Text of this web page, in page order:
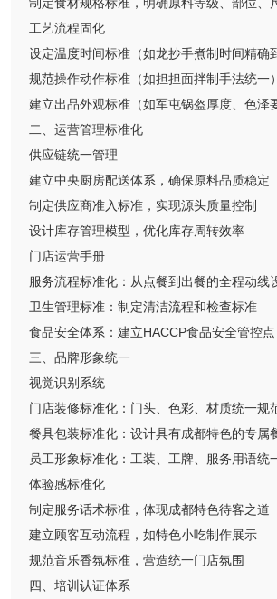
工艺流程固化
设定温度时间标准（如龙抄手煮制时间精确
规范操作动作标准（如担担面拌制手法统一）
建立出品外观标准（如军屯锅盔厚度、色泽
二、运营管理标准化
供应链统一管理
建立中央厨房配送体系，确保原料品质稳定
制定供应商准入标准，实现源头质量控制
设计库存管理模型，优化库存周转效率
门店运营手册
服务流程标准化：从点餐到出餐的全程动线
卫生管理标准：制定清洁流程和检查标准
食品安全体系：建立HACCP食品安全管控点
三、品牌形象统一
视觉识别系统
门店装修标准化：门头、色彩、材质统一规
餐具包装标准化：设计具有成都特色的专属
员工形象标准化：工装、工牌、服务用语统
体验感标准化
制定服务话术标准，体现成都特色待客之道
建立顾客互动流程，如特色小吃制作展示
规范音乐香氛标准，营造统一门店氛围
四、培训认证体系